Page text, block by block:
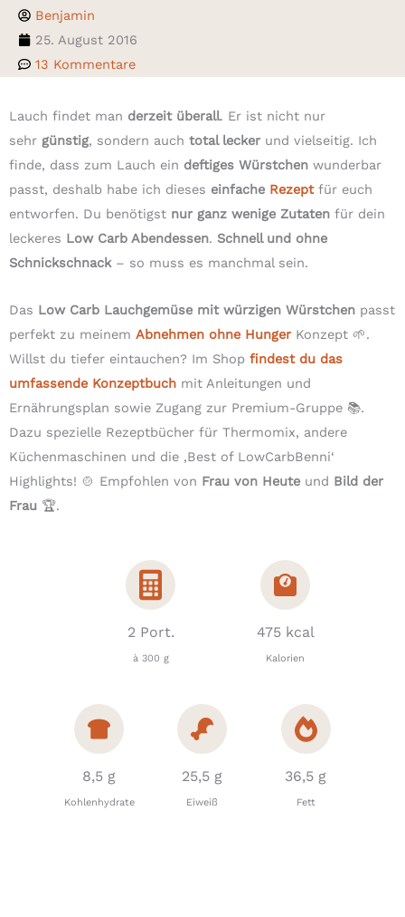
Benjamin
25. August 2016
13 Kommentare
Lauch findet man derzeit überall. Er ist nicht nur
sehr günstig, sondern auch total lecker und vielseitig. Ich
finde, dass zum Lauch ein deftiges Würstchen wunderbar
passt, deshalb habe ich dieses einfache Rezeptfür euch
entworfen. Du benötigst nur ganz wenige Zutaten für dein
leckeres Low Carb Abendessen. Schnell und ohne
Schnickschnack – so muss es manchmal sein.
Das Low Carb Lauchgemüse mit würzigen Würstchen passt
perfekt zu meinem Abnehmen ohne HungerKonzept 🌱.
Willst du tiefer eintauchen? Im Shop findest du das
umfassende Konzeptbuch mit Anleitungen und
Ernährungsplan sowie Zugang zur Premium-Gruppe 📚.
Dazu spezielle Rezeptbücher für Thermomix, andere
Küchenmaschinen und die ‚Best of LowCarbBenni‘
Highlights! 🍲 Empfohlen von Frau von Heute und Bild der
Frau 🏆.
2 Port.
à 300 g
475 kcal
Kalorien
8,5 g
Kohlenhydrate
25,5 g
Eiweiß
36,5 g
Fett